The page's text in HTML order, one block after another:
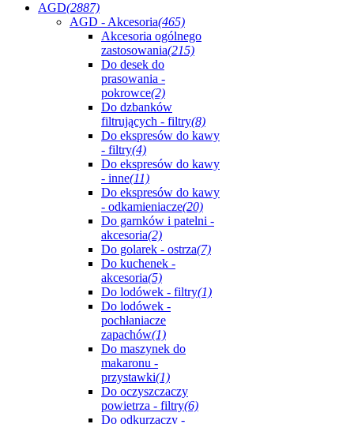
AGD(2887)
AGD - Akcesoria(465)
Akcesoria ogólnego
zastosowania(215)
Do desek do
prasowania -
pokrowce(2)
Do dzbanków
filtrujących - filtry(8)
Do ekspresów do kawy
- filtry(4)
Do ekspresów do kawy
- inne(11)
Do ekspresów do kawy
- odkamieniacze(20)
Do garnków i patelni -
akcesoria(2)
Do golarek - ostrza(7)
Do kuchenek -
akcesoria(5)
Do lodówek - filtry(1)
Do lodówek -
pochłaniacze
zapachów(1)
Do maszynek do
makaronu -
przystawki(1)
Do oczyszczaczy
powietrza - filtry(6)
Do odkurzaczy -